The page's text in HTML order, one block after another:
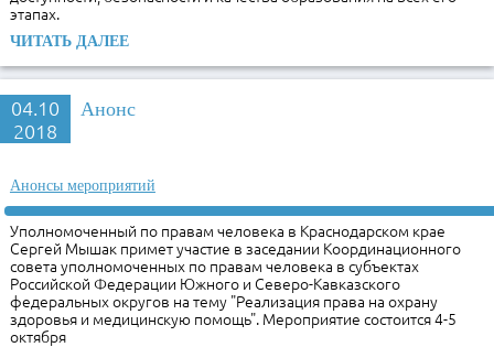
этапах.
ЧИТАТЬ ДАЛЕЕ
04.10
2018
Анонс
Анонсы мероприятий
Уполномоченный по правам человека в Краснодарском крае
Сергей Мышак примет участие в заседании Координационного
совета уполномоченных по правам человека в субъектах
Российской Федерации Южного и Северо-Кавказского
федеральных округов на тему "Реализация права на охрану
здоровья и медицинскую помощь". Мероприятие состоится 4-5
октября